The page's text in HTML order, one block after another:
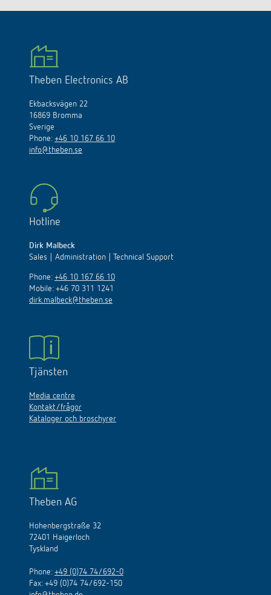
Theben Electronics AB
Ekbacksvägen 22
16869 Bromma
Sverige
Phone: +46 10 167 66 10
info@theben.se
Hotline
Dirk Malbeck
Sales | Administration | Technical Support
Phone: +46 10 167 66 10
Mobile: +46 70 311 1241
dirk.malbeck@theben.se
Tjänsten
Media centre
Kontakt/frågor
Kataloger och broschyrer
Theben AG
Hohenbergstraße 32
72401 Haigerloch
Tyskland
Phone: +49 (0)74 74/692-0
Fax: +49 (0)74 74/692-150